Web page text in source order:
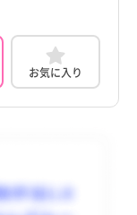
お気に入り